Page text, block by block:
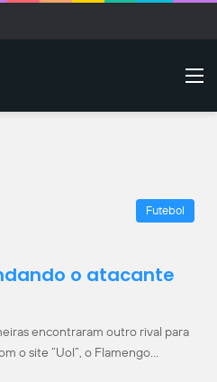
Futebol
o atacante
encontraram outro rival para
o site “Uol”, o Flamengo…